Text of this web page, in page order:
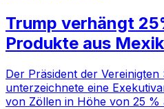
Trump verhängt
Produkte aus
Der Präsident der
unterzeichnete eine
von Zöllen in Höhe von 25